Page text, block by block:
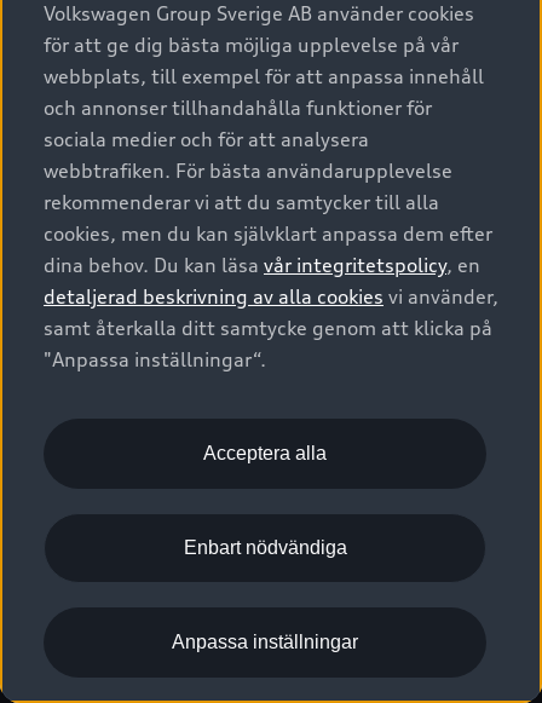
A6 modellerna
SUV
Avant
Audi Sport
Privatleasing
Nya bilar i lager
Begagnade bilar i lager
Audi approved :plus - så gott som nya
Finansiering
Audi exclusive
Provkörning
Service & tillbehör
Audi digital services
Originaltillbehör - köp online
Garantier
Försäkring
Digitala manualer för din Audi
Audi Collection – livsstilsartiklar
Vanliga frågor
2G/3G nätet stängs ned - Hur påverkas min bil av detta?
Tjänstebil
Tjänstebil
Business lease online
Företagsleasing
Om Audi Sverige
Kontakta oss
Audi Återförsäljare/-serviceverkstad
myAudi
Pressmeddelanden
Nyhetsbrev
Vårt hållbarhetsarbete
Lediga tjänster huvudkontor
Lediga tjänster hos Audi Återförsäljare
Kommentar till mediauppgifter om dataläcka
© 2026 AUDI SVERIGE. All Rights Reserved.
Utgivare Juridiskt
Juridiskt Audi AG
Juridiskt Audi Digital Giveaway
Anpassa inställningar för cookies
Visselblåsarkanaler
Volkswagen Group Sverige AB använder cookies
för att ge dig bästa möjliga upplevelse på vår
webbplats, till exempel för att anpassa innehåll
och annonser tillhandahålla funktioner för
sociala medier och för att analysera
webbtrafiken. För bästa användarupplevelse
rekommenderar vi att du samtycker till alla
cookies, men du kan självklart anpassa dem efter
dina behov. Du kan läsa vår integritetspolicy, en
detaljerad beskrivning av alla cookies vi använder,
samt återkalla ditt samtycke genom att klicka på
"Anpassa inställningar“.
Acceptera alla
Enbart nödvändiga
Anpassa inställningar